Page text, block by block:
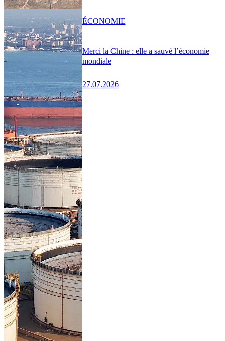
Merci la Chine : elle a sauvé l’économie
mondiale
27.07.2026
ÉCONOMIE